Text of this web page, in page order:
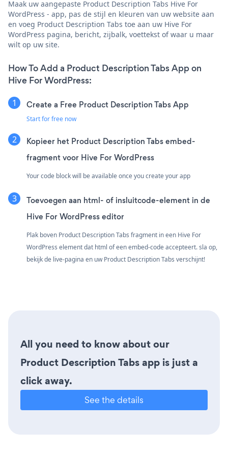
Maak uw aangepaste Product Description Tabs Hive For
WordPress - app, pas de stijl en kleuren van uw website aan
en voeg Product Description Tabs toe aan uw Hive For
WordPress pagina, bericht, zijbalk, voettekst of waar u maar
wilt op uw site.
How To Add a Product Description Tabs App on
Hive For WordPress:
Create a Free Product Description Tabs App
Start for free now
Kopieer het Product Description Tabs embed-
fragment voor Hive For WordPress
Your code block will be available once you create your app
Toevoegen aan html- of insluitcode-element in de
Hive For WordPress editor
Plak boven Product Description Tabs fragment in een Hive For
WordPress element dat html of een embed-code accepteert. sla op,
bekijk de live-pagina en uw Product Description Tabs verschijnt!
All you need to know about our
Product Description Tabs app is just a
click away.
See the details